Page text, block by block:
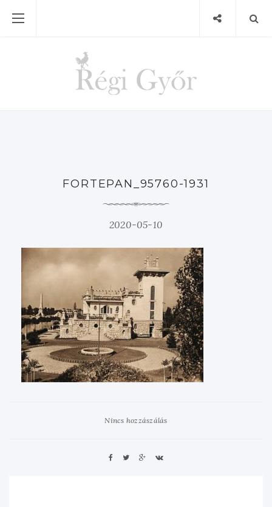
FORTEPAN_95760-1931
2020-05-10
Nincs hozzászálás